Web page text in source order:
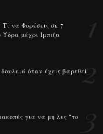
να Φορέσεις σε 7
μέχρι Ίμπιζα
όταν έχεις βαρεθεί
2
για να μη λες “το